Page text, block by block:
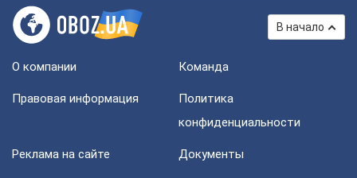
В начало
О компании Команда
Правовая информация
Политика
конфиденциальности
Реклама на сайте Документы